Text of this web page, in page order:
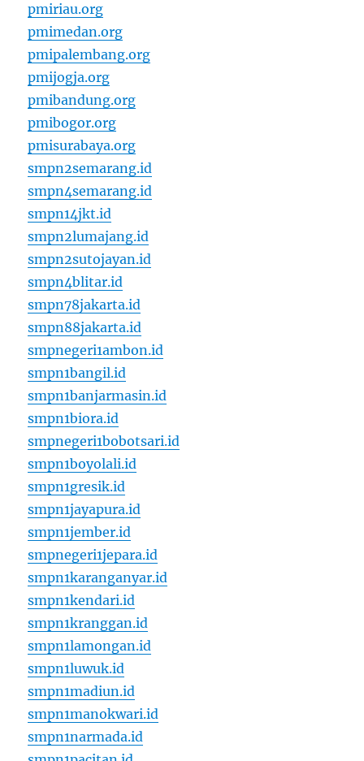
pmiriau.org
pmimedan.org
pmipalembang.org
pmijogja.org
pmibandung.org
pmibogor.org
pmisurabaya.org
smpn2semarang.id
smpn4semarang.id
smpn14jkt.id
smpn2lumajang.id
smpn2sutojayan.id
smpn4blitar.id
smpn78jakarta.id
smpn88jakarta.id
smpnegeri1ambon.id
smpn1bangil.id
smpn1banjarmasin.id
smpn1biora.id
smpnegeri1bobotsari.id
smpn1boyolali.id
smpn1gresik.id
smpn1jayapura.id
smpn1jember.id
smpnegeri1jepara.id
smpn1karanganyar.id
smpn1kendari.id
smpn1kranggan.id
smpn1lamongan.id
smpn1luwuk.id
smpn1madiun.id
smpn1manokwari.id
smpn1narmada.id